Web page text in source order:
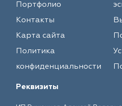
Портфолио
Контакты
Карта сайта
Политика
конфиденциальности
Реквизиты